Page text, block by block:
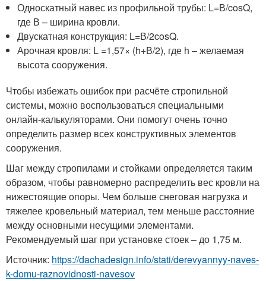
Односкатный навес из профильной трубы: L=В/cosQ,
где В – ширина кровли.
Двускатная конструкция: L=В/2cosQ.
Арочная кровля: L =1,57× (h+В/2), где h – желаемая
высота сооружения.
Чтобы избежать ошибок при расчёте стропильной
системы, можно воспользоваться специальными
онлайн-калькуляторами. Они помогут очень точно
определить размер всех конструктивных элементов
сооружения.
Шаг между стропилами и стойками определяется таким
образом, чтобы равномерно распределить вес кровли на
нижестоящие опоры. Чем больше снеговая нагрузка и
тяжелее кровельный материал, тем меньше расстояние
между основными несущими элементами.
Рекомендуемый шаг при установке стоек – до 1,75 м.
Источник: https://dachadesign.info/stati/derevyannyy-naves-
k-domu-raznovidnosti-navesov